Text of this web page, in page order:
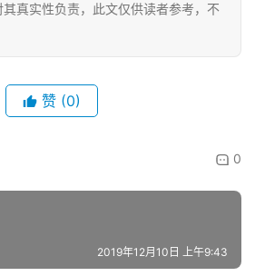
真实性负责，此文仅供读者参考，不
赞 (0)
0
2019年12月10日 上午9:43